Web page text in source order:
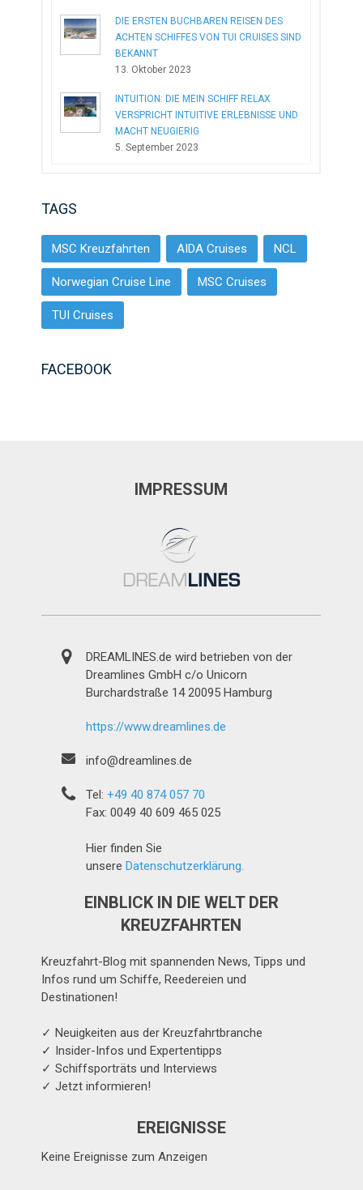
DIE ERSTEN BUCHBAREN REISEN DES
ACHTEN SCHIFFES VON TUI CRUISES SIND
BEKANNT
13. Oktober 2023
INTUITION: DIE MEIN SCHIFF RELAX
VERSPRICHT INTUITIVE ERLEBNISSE UND
MACHT NEUGIERIG
5. September 2023
TAGS
MSC Kreuzfahrten AIDA Cruises NCL
Norwegian Cruise Line MSC Cruises
TUI Cruises
FACEBOOK
IMPRESSUM
DREAMLINES.de wird betrieben von der
Dreamlines GmbH c/o Unicorn
Burchardstraße 14 20095 Hamburg
https://www.dreamlines.de
info@dreamlines.de
Tel:+49 40 874 057 70
Fax: 0049 40 609 465 025
Hier finden Sie
unsereDatenschutzerklärung.
EINBLICK IN DIE WELT DER
KREUZFAHRTEN
Kreuzfahrt-Blog mit spannenden News, Tipps und
Infos rund um Schiffe, Reedereien und
Destinationen!
✓ Neuigkeiten aus der Kreuzfahrtbranche
✓ Insider-Infos und Expertentipps
✓ Schiffsporträts und Interviews
✓ Jetzt informieren!
EREIGNISSE
Keine Ereignisse zum Anzeigen